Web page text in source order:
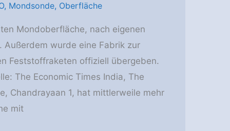
, Mondsonde, Oberfläche
Mondoberfläche, nach eigenen
Außerdem wurde eine Fabrik zur
Feststoffraketen offiziell übergeben.
The Economic Times India, The
Chandrayaan 1, hat mittlerweile mehr
mit